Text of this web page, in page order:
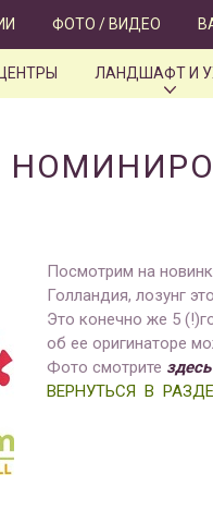
ФОТО / ВИДЕО
ЛАНДШАФТ И
Посмотрим на
Голландия, лозунг
Это конечно же 5
об ее оригинаторе
Фото смотрите здесь
ВЕРНУТЬСЯ В